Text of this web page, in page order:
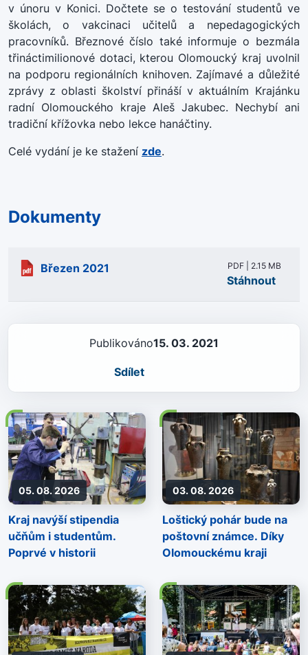
v únoru v Konici. Dočtete se o testování studentů ve
školách, o vakcinaci učitelů a nepedagogických
pracovníků. Březnové číslo také informuje o bezmála
třináctimilionové dotaci, kterou Olomoucký kraj uvolnil
na podporu regionálních knihoven. Zajímavé a důležité
zprávy z oblasti školství přináší v aktuálním Krajánku
radní Olomouckého kraje Aleš Jakubec. Nechybí ani
tradiční křížovka nebo lekce hanáčtiny.
Celé vydání je ke stažení zde.
Dokumenty
Březen 2021 PDF | 2.15 MB
Stáhnout
Publikováno15. 03. 2021
Sdílet
05. 08. 2026
Kraj navýší stipendia
učňům i studentům.
Poprvé v historii
03. 08. 2026
Loštický pohár bude na
poštovní známce. Díky
Olomouckému kraji